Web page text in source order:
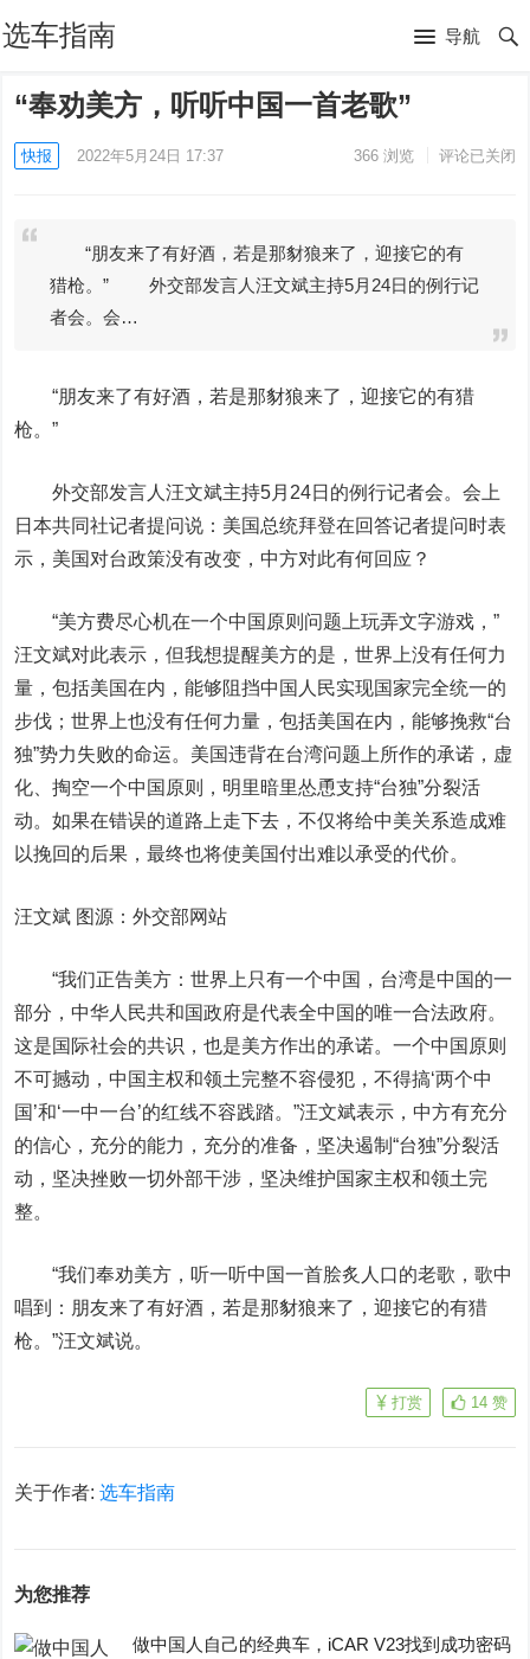
选车指南 导航
“奉劝美方，听听中国一首老歌”
快报 2022年5月24日 17:37 366浏览 评论已关闭
“朋友来了有好酒，若是那豺狼来了，迎接它的有
猎枪。” 外交部发言人汪文斌主持5月24日的例行记
者会。会…
“朋友来了有好酒，若是那豺狼来了，迎接它的有猎
枪。”
外交部发言人汪文斌主持5月24日的例行记者会。会上
日本共同社记者提问说：美国总统拜登在回答记者提问时表
示，美国对台政策没有改变，中方对此有何回应？
“美方费尽心机在一个中国原则问题上玩弄文字游戏，”
汪文斌对此表示，但我想提醒美方的是，世界上没有任何力
量，包括美国在内，能够阻挡中国人民实现国家完全统一的
步伐；世界上也没有任何力量，包括美国在内，能够挽救“台
独”势力失败的命运。 美国违背在台湾问题上所作的承诺，虚
化、掏空一个中国原则，明里暗里怂恿支持“台独”分裂活
动。如果在错误的道路上走下去，不仅将给中美关系造成难
以挽回的后果，最终也将使美国付出难以承受的代价。
汪文斌 图源：外交部网站
“我们正告美方：世界上只有一个中国，台湾是中国的一
部分，中华人民共和国政府是代表全中国的唯一合法政府。
这是国际社会的共识，也是美方作出的承诺。一个中国原则
不可撼动，中国主权和领土完整不容侵犯，不得搞‘两个中
国’和‘一中一台’的红线不容践踏。”汪文斌表示，中方有充分
的信心，充分的能力，充分的准备，坚决遏制“台独”分裂活
动，坚决挫败一切外部干涉，坚决维护国家主权和领土完
整。
“我们奉劝美方，听一听中国一首脍炙人口的老歌，歌中
唱到：朋友来了有好酒，若是那豺狼来了，迎接它的有猎
枪。”汪文斌说。
14 赞
打赏
关于作者:选车指南
为您推荐
做中国人自己的经典车，iCAR V23找到成功密码